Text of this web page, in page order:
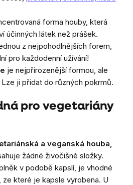
forma houby, která
účinných látek než prášek.
z nejpohodlnějších forem,
pro každodenní užívání!
je nejpřirozenější formou, ale
ji přidat do různých pokrmů.
pro vegetariány
a veganská houba,
žádné živočišné složky.
v podobě kapslí, je vhodné
které je kapsle vyrobena. U